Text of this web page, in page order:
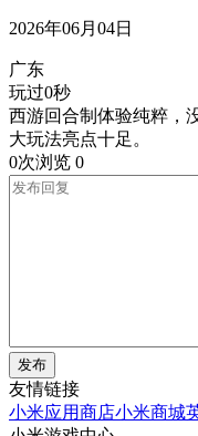
2026年06月04日
广东
玩过0秒
西游回合制体验纯粹，
大玩法亮点十足。
0次浏览 0
发布
友情链接
小米应用商店小米商城